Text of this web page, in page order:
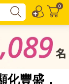
0
化豐盛，